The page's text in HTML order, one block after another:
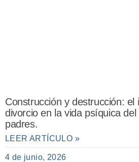
Construcción y destrucción: el
divorcio en la vida psíquica
padres.
LEER ARTÍCULO »
4 de junio, 2026